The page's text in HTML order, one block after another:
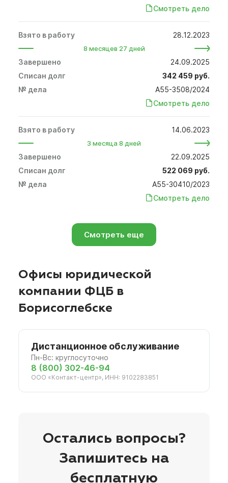
Смотреть дело
28.12.2023
8 месяцев 27 дней
24.09.2025
342 459 руб.
А55-3508/2024
Смотреть дело
14.06.2023
3 месяца 8 дней
22.09.2025
522 069 руб.
А55-30410/2023
Смотреть дело
Смотреть еще
Офисы юридической
компании ФЦБ в
Борисоглебске
Дистанционное обслуживание
Пн-Вс: круглосуточно
8 (800) 302-46-94
ООО «Контакт-центр», ИНН: 9102283851
Остались вопросы?
Запишитесь на
бесплатную